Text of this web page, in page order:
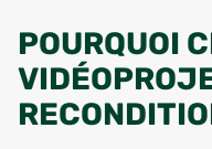
POURQUOI